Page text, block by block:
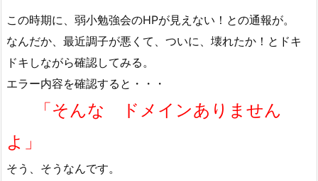
この時期に、弱小勉強会のHPが見えない！との通報が。
なんだか、最近調子が悪くて、ついに、壊れたか！とドキ
ドキしながら確認してみる。
エラー内容を確認すると・・・
「そんな ドメインありません
よ」
そう、そうなんです。